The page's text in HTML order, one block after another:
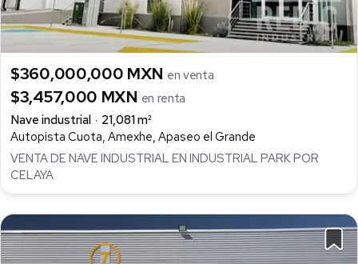
$360,000,000 MXN en venta
$3,457,000 MXN en renta
Nave industrial
21,081 m²
Autopista Cuota, Amexhe, Apaseo el Grande
VENTA DE NAVE INDUSTRIAL EN INDUSTRIAL PARK POR
CELAYA